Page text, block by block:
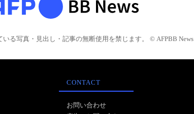
いる写真・見出し・記事の無断使用を禁じます。 © AFPBB News
CONTACT
お問い合わせ